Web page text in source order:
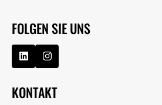
FOLGEN SIE UNS
KONTAKT